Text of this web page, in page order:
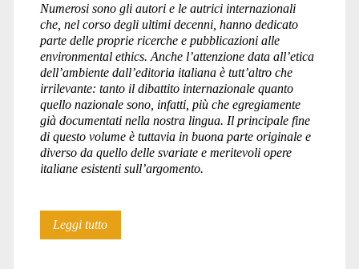
Numerosi sono gli autori e le autrici internazionali
che, nel corso degli ultimi decenni, hanno dedicato
parte delle proprie ricerche e pubblicazioni alle
environmental ethics. Anche l’attenzione data all’etica
dell’ambiente dall’editoria italiana è tutt’altro che
irrilevante: tanto il dibattito internazionale quanto
quello nazionale sono, infatti, più che egregiamente
già documentati nella nostra lingua. Il principale fine
di questo volume è tuttavia in buona parte originale e
diverso da quello delle svariate e meritevoli opere
italiane esistenti sull’argomento.
Leggi tuttoEtiche